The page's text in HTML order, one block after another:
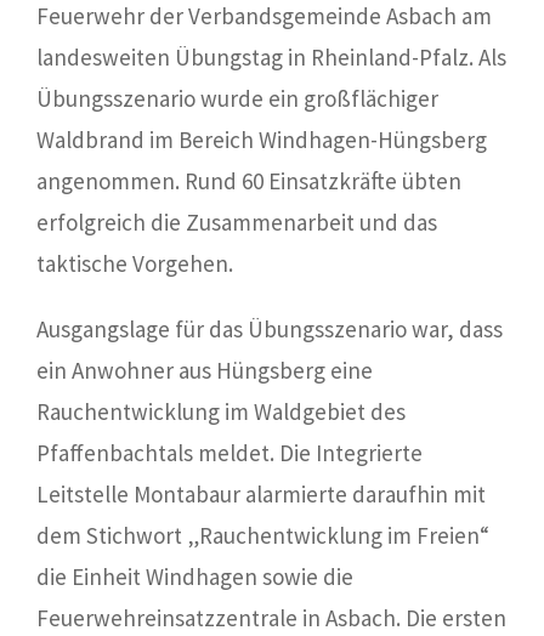
Feuerwehr der Verbandsgemeinde Asbach am
landesweiten Übungstag in Rheinland-Pfalz. Als
Übungsszenario wurde ein großflächiger
Waldbrand im Bereich Windhagen-Hüngsberg
angenommen. Rund 60 Einsatzkräfte übten
erfolgreich die Zusammenarbeit und das
taktische Vorgehen.
Ausgangslage für das Übungsszenario war, dass
ein Anwohner aus Hüngsberg eine
Rauchentwicklung im Waldgebiet des
Pfaffenbachtals meldet. Die Integrierte
Leitstelle Montabaur alarmierte daraufhin mit
dem Stichwort „Rauchentwicklung im Freien“
die Einheit Windhagen sowie die
Feuerwehreinsatzzentrale in Asbach. Die ersten